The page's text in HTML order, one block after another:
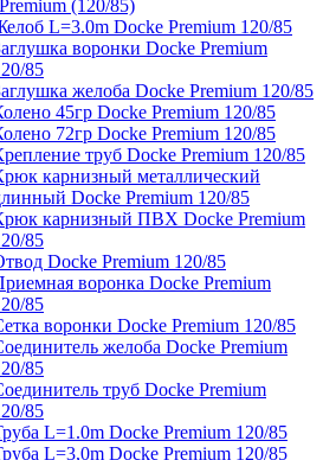
(120/85)
L=3.0m Docke Premium 120/85
воронки Docke Premium
85
желоба Docke Premium 120/85
45гр Docke Premium 120/85
72гр Docke Premium 120/85
труб Docke Premium 120/85
карнизный металлический
Docke Premium 120/85
карнизный ПВХ Docke Premium
85
Docke Premium 120/85
воронка Docke Premium
85
воронки Docke Premium 120/85
желоба Docke Premium
85
труб Docke Premium
85
L=1.0m Docke Premium 120/85
L=3,0m Docke Premium 120/85